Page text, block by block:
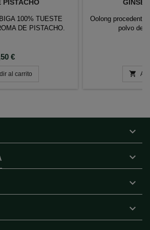
PISTACHO
100% TUESTE
DE PISTACHO.
€
al carrito
Oolong procedente
polvo de




